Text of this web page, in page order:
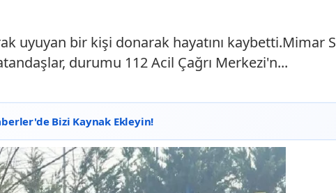
uyuyan bir kişi donarak hayatını kaybetti.Mimar
durumu 112 Acil Çağrı Merkezi'n...
Bizi Kaynak Ekleyin!